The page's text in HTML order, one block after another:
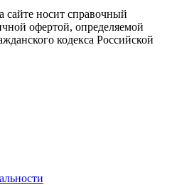
сайте носит справочный
офертой, определяемой
кодекса Российской